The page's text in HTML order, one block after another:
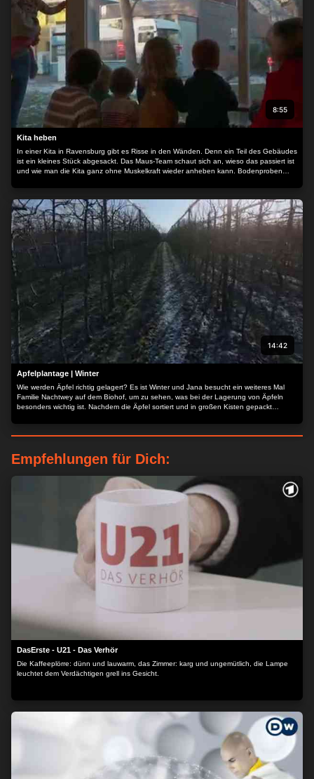
8:55
Kita heben
In einer Kita in Ravensburg gibt es Risse in den Wänden. Denn ein Teil des Gebäudes
ist ein kleines Stück abgesackt. Das Maus-Team schaut sich an, wieso das passiert ist
und wie man die Kita ganz ohne Muskelkraft wieder anheben kann. Bodenproben
zusammengezogen hat. Doch wie kann der Boden wieder so stabil gemacht werden,
dass die Kita problemlos darauf stehen kann? Mit einigen Rohren, einer Pistole und
zwei ganz besonderen Flüssigkeiten…
14:42
Apfelplantage | Winter
Wie werden Äpfel richtig gelagert? Es ist Winter und Jana besucht ein weiteres Mal
Familie Nachtwey auf dem Biohof, um zu sehen, was bei der Lagerung von Äpfeln
besonders wichtig ist. Nachdem die Äpfel sortiert und in großen Kisten gepackt
heraus, wie der Reifeprozess der Äpfel mit einer Art „Winterschlaf“ verhindert werden
kann und was das mit den Löchern auf dem Apfel, den Lentizellen, zu tun hat…
Empfehlungen für Dich:
DasErste - U21 - Das Verhör
Die Kaffeeplörre: dünn und lauwarm, das Zimmer: karg und ungemütlich, die Lampe
leuchtet dem Verdächtigen grell ins Gesicht.